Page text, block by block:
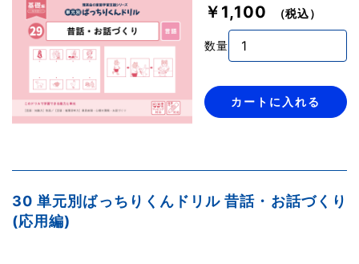
￥1,100 （税込）
数量
カートに入れる
30 単元別ばっちりくんドリル 昔話・お話づくり
(応用編)